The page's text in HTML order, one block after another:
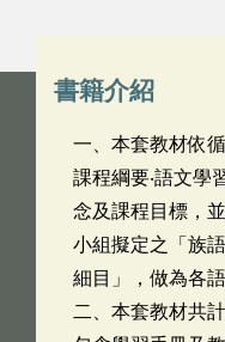
書籍介紹
一、本套教材依
課程綱要‧語文學
念及課程目標，
小組擬定之「族
細目」，做為各
二、本套教材共